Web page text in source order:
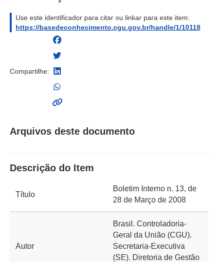
Use este identificador para citar ou linkar para este item:
https://basedeconhecimento.cgu.gov.br/handle/1/10118
Compartilhe:
Arquivos deste documento
Descrição do Item
Título
Boletim Interno n. 13, de
28 de Março de 2008
Autor
Brasil. Controladoria-
Geral da União (CGU).
Secretaria-Executiva
(SE). Diretoria de Gestão